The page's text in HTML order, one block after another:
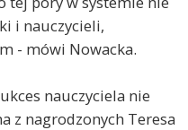
i nauczycieli,
- mówi Nowacka.
nauczyciela nie
z nagrodzonych Teresa